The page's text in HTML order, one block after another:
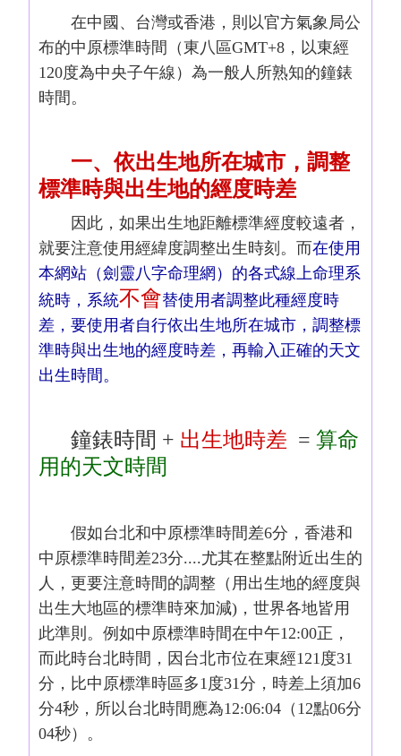
在中國、台灣或香港，則以官方氣象局公
布的中原標準時間（東八區GMT+8，以東經
120度為中央子午線）為一般人所熟知的鐘錶
時間。
一、依出生地所在城市，調整
標準時與出生地的經度時差
因此，如果出生地距離標準經度較遠者，
就要注意使用經緯度調整出生時刻。而在使用
本網站（劍靈八字命理網）的各式線上命理系
統時，系統不會替使用者調整此種經度時
差，要使用者自行依出生地所在城市，調整標
準時與出生地的經度時差，再輸入正確的天文
出生時間。
鐘錶時間 + 出生地時差 = 算命
用的天文時間
假如台北和中原標準時間差6分，香港和
中原標準時間差23分....尤其在整點附近出生的
人，更要注意時間的調整（用出生地的經度與
出生大地區的標準時來加減)，世界各地皆用
此準則。例如中原標準時間在中午12:00正，
而此時台北時間，因台北市位在東經121度31
分，比中原標準時區多1度31分，時差上須加6
分4秒，所以台北時間應為12:06:04（12點06分
04秒）。